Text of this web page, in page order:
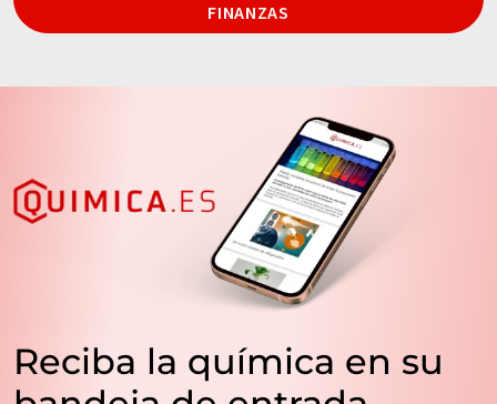
FINANZAS
Reciba la química en su